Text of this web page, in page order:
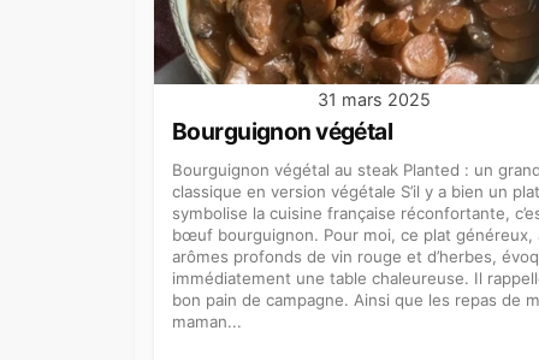
31 mars 2025
Bourguignon végétal
Bourguignon végétal au steak Planted : un grand
classique en version végétale S’il y a bien un
symbolise la cuisine française réconfortante,
bœuf bourguignon. Pour moi, ce plat généreux,
arômes profonds de vin rouge et d’herbes,
immédiatement une table chaleureuse. Il
bon pain de campagne. Ainsi que les repas de
maman...